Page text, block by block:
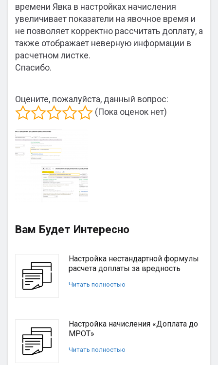
времени Явка в настройках начисления
увеличивает показатели на явочное время и
не позволяет корректно рассчитать доплату, а
также отображает неверную информации в
расчетном листке.
Спасибо.
Оцените, пожалуйста, данный вопрос:
(Пока оценок нет)
Вам Будет Интересно
Настройка нестандартной формулы
расчета доплаты за вредность
Читать полностью
Настройка начисления «Доплата до
МРОТ»
Читать полностью